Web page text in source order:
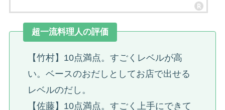
超一流料理人の評価
【竹村】10点満点。すごくレベルが高
い。ベースのおだしとしてお店で出せる
レベルのだし。
【佐藤】10点満点。すごく上手にできて